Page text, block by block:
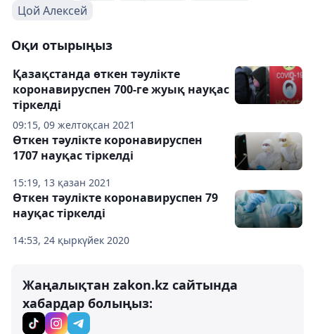
Цой Алексей
Оқи отырыңыз
09:15, 09 желтоқсан 2021
Қазақстанда өткен тәулікте
коронавируспен 700-ге жуық науқас
тіркелді
15:19, 13 қазан 2021
Өткен тәулікте коронавируспен
1707 науқас тіркелді
14:53, 24 қыркүйек 2020
Өткен тәулікте коронавируспен 79
науқас тіркелді
Жаңалықтан zakon.kz сайтында
хабардар болыңыз: